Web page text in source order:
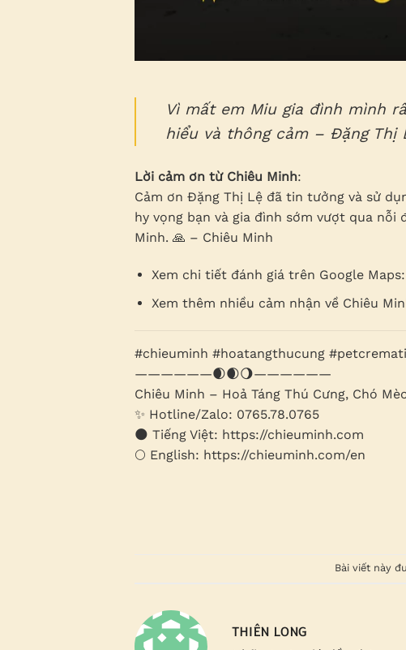
Vì mất em Miu gia đình mình
hiểu và thông cảm – Đặng Thị
Lời cảm ơn từ Chiêu Minh:
Cảm ơn Đặng Thị Lệ đã tin tưởng và sử
hy vọng bạn và gia đình sớm vượt qua
Minh. 🙏 – Chiêu Minh
Xem chi tiết đánh giá trên Google Maps:
Xem thêm nhiều cảm nhận về Chiêu
#chieuminh #hoatangthucung
——————🌒🌒🌖——————
Chiêu Minh – Hoả Táng Thú Cưng, Chó
✨ Hotline/Zalo: 0765.78.0765
🌑 Tiếng Việt: https://chieuminh.com
🌕 English: https://chieuminh.com/en
Bài viết này
THIÊN LONG